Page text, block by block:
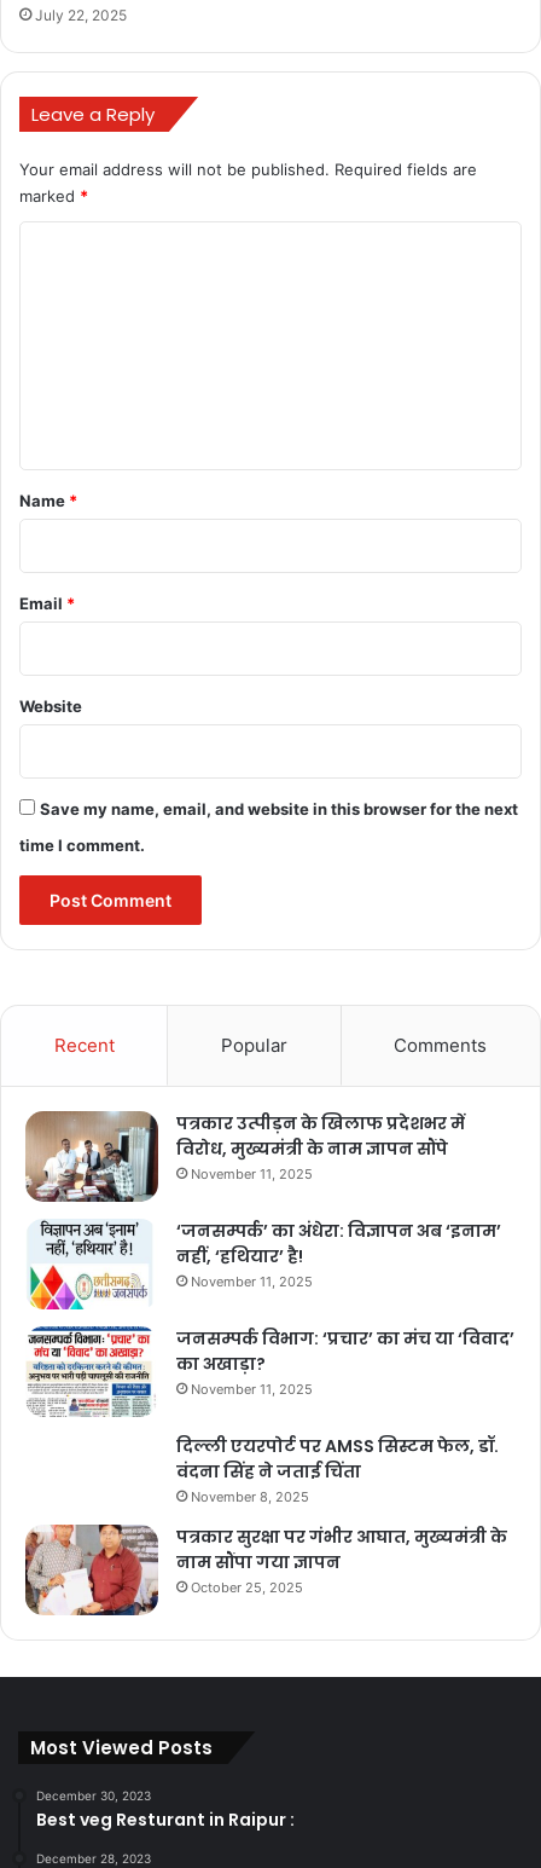
July 22, 2025
Leave a Reply
Your email address will not be published. Required fields are
marked *
*
Name *
Email *
Website
Save my name, email, and website in this browser for the next
time I comment.
Recent Popular Comments
पत्रकार उत्पीड़न के खिलाफ प्रदेशभर में
विरोध, मुख्यमंत्री के नाम ज्ञापन सौंपे
November 11, 2025
‘जनसम्पर्क’ का अंधेरा: विज्ञापन अब ‘इनाम’
नहीं, ‘हथियार’ है!
November 11, 2025
जनसम्पर्क विभाग: ‘प्रचार’ का मंच या ‘विवाद’
का अखाड़ा?
November 11, 2025
दिल्ली एयरपोर्ट पर AMSS सिस्टम फेल, डॉ.
वंदना सिंह ने जताई चिंता
November 8, 2025
पत्रकार सुरक्षा पर गंभीर आघात, मुख्यमंत्री के
नाम सौंपा गया ज्ञापन
October 25, 2025
Most Viewed Posts
December 30, 2023
Best veg Resturant in Raipur :
December 28, 2023